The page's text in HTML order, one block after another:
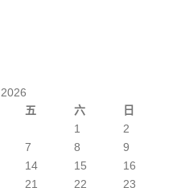
五 六 日
1
2
7 8
9
14 15
16
21 22
23